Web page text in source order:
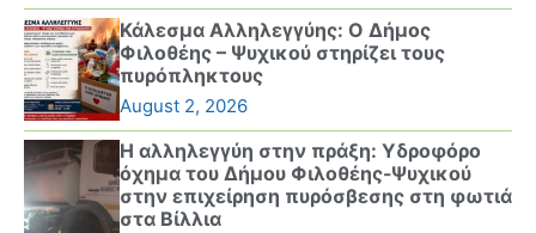
Κάλεσμα Αλληλεγγύης: Ο Δήμος
Φιλοθέης – Ψυχικού στηρίζει τους
πυρόπληκτους
August 2, 2026
Η αλληλεγγύη στην πράξη: Υδροφόρο
όχημα του Δήμου Φιλοθέης-Ψυχικού
στην επιχείρηση πυρόσβεσης στη φωτιά
στα Βίλλια